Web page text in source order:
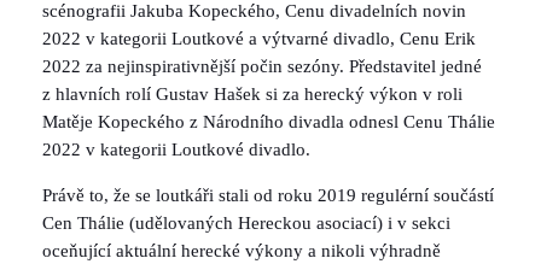
scénografii Jakuba Kopeckého, Cenu divadelních novin
2022 v kategorii Loutkové a výtvarné divadlo, Cenu Erik
2022 za nejinspirativnější počin sezóny. Představitel jedné
z hlavních rolí Gustav Hašek si za herecký výkon v roli
Matěje Kopeckého z Národního divadla odnesl Cenu Thálie
2022 v kategorii Loutkové divadlo.
Právě to, že se loutkáři stali od roku 2019 regulérní součástí
Cen Thálie (udělovaných Hereckou asociací) i v sekci
oceňující aktuální herecké výkony a nikoli výhradně